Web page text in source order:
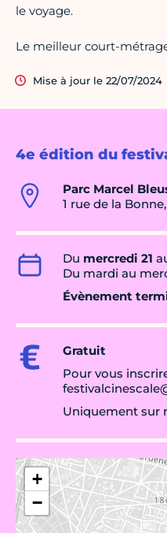
4e édition du
Parc Marcel
1 rue de la
Du mercredi 21
Du mardi au
Évènement
Gratuit
Pour vous
Uniquement sur
+
−
le voyage.
Le meilleur court-
Mise à jour le 22/07/2024